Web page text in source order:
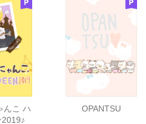
んこ ハ
2019♪
OPANTSU